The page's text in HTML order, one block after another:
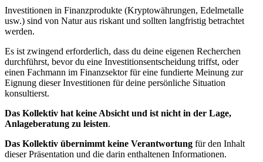
Investitionen in Finanzprodukte (Kryptowährungen, Edelmetalle
usw.) sind von Natur aus riskant und sollten langfristig betrachtet
werden.
Es ist zwingend erforderlich, dass du deine eigenen Recherchen
durchführst, bevor du eine Investitionsentscheidung triffst, oder
einen Fachmann im Finanzsektor für eine fundierte Meinung zur
Eignung dieser Investitionen für deine persönliche Situation
konsultierst.
Das Kollektiv hat keine Absicht und ist nicht in der Lage,
Anlageberatung zu leisten.
Das Kollektiv übernimmt keine Verantwortung für den Inhalt
dieser Präsentation und die darin enthaltenen Informationen.